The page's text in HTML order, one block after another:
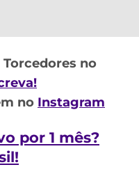
no
no Instagram
por 1 mês?